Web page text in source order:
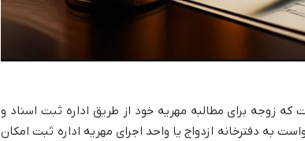
زوجه برای مطالبه مهریه خود از طریق اداره ثبت اسناد و
به دفترخانه ازدواج یا واحد اجرای مهریه اداره ثبت امکان